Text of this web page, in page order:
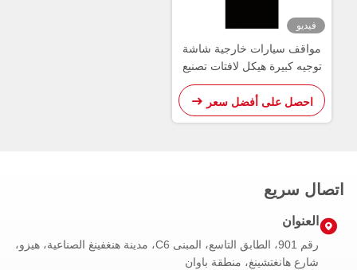
فيديو
مواقف سيارات خارجية شاشة
توجيه كبيرة هيكل لافتات تصنيع
المعدات الأصلية وتصنيع التصميم
الأصلي
احصل على أفضل سعر
اتصال سريع
العنوان
رقم 901، الطابق التاسع، المبنى C6، مدينة هنغفينغ الصناعية، هيزو،
شارع هانغتشينغ، منطقة باوان